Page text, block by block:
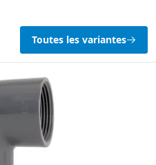
Toutes les variantes